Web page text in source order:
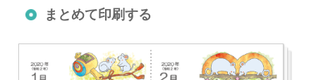
まとめて印刷する